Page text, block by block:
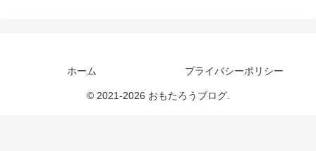
ホーム プライバシーポリシー
© 2021-2026 おもたろうブログ.